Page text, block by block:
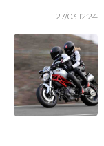
27/03 12:24